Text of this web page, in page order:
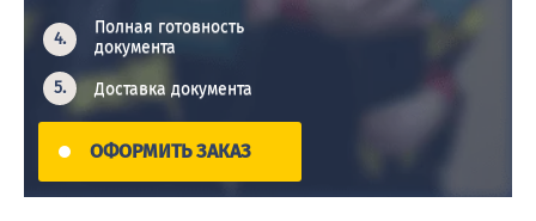
Полная готовность
документа
Доставка документа
ОФОРМИТЬ ЗАКАЗ